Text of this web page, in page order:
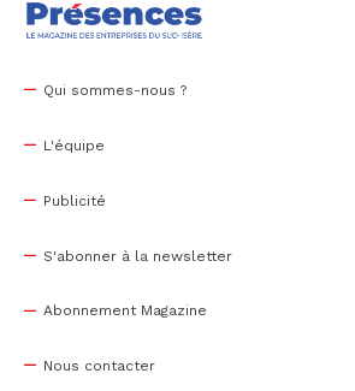
Qui sommes-nous ?
L'équipe
Publicité
S'abonner à la newsletter
Abonnement Magazine
Nous contacter